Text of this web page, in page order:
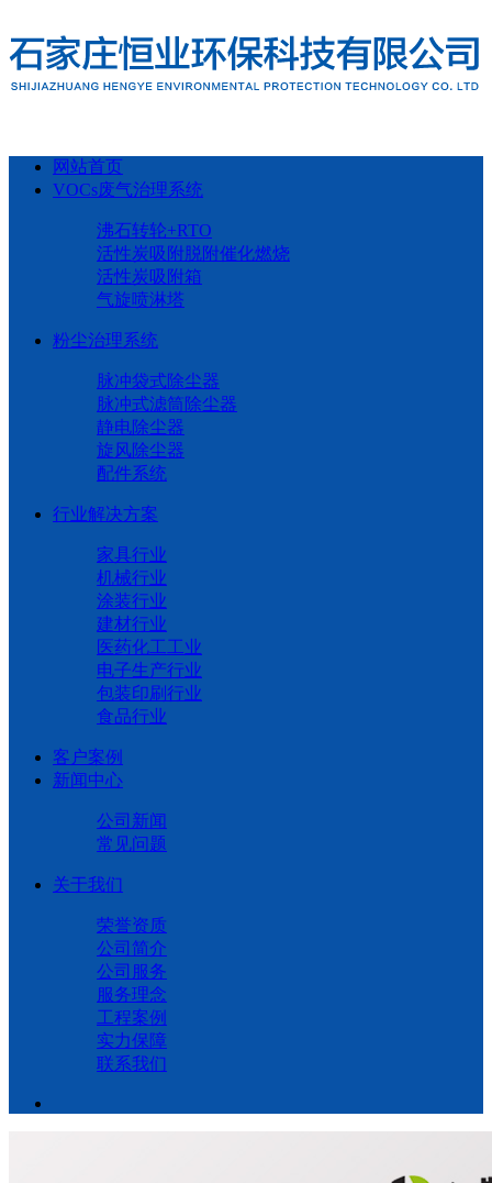
网站首页
VOCs废气治理系统
沸石转轮+RTO
活性炭吸附脱附催化燃烧
活性炭吸附箱
气旋喷淋塔
粉尘治理系统
脉冲袋式除尘器
脉冲式滤筒除尘器
静电除尘器
旋风除尘器
配件系统
行业解决方案
家具行业
机械行业
涂装行业
建材行业
医药化工工业
电子生产行业
包装印刷行业
食品行业
客户案例
新闻中心
公司新闻
常见问题
关于我们
荣誉资质
公司简介
公司服务
服务理念
工程案例
实力保障
联系我们